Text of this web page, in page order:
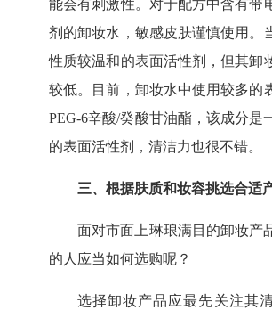
能会有刺激性。对于配方中含有带
剂的卸妆水，敏感皮肤谨慎使用。
性质较温和的表面活性剂，但其卸
较低。目前，卸妆水中使用较多的
PEG-6辛酸/癸酸甘油酯，该成分是
的表面活性剂，清洁力也很不错。
三、 根据肤质和妆容挑选合适
面对市面上琳琅满目的卸妆产
的人应当如何选购呢？
选择卸妆产品应最先关注其